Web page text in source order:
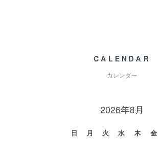
CALENDAR
カレンダー
2026年8月
日 月 火 水 木 金